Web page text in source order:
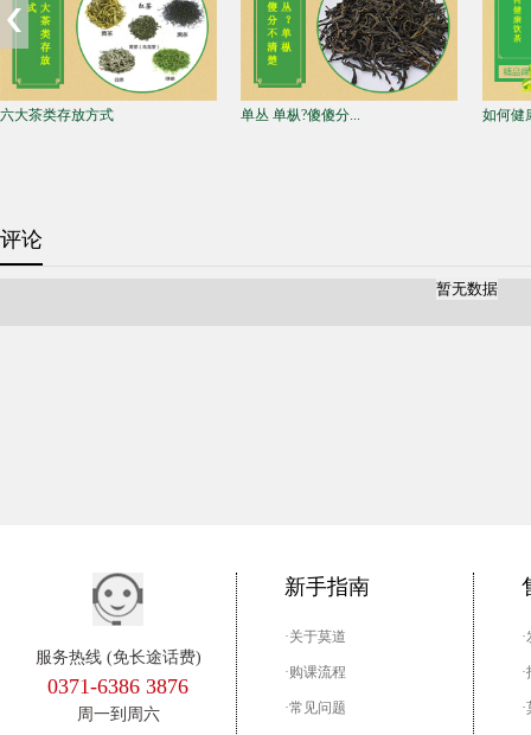
六大茶类存放方式 单丛 单枞?傻傻分... 如何健
评论
暂无数据
服务热线 (免长途话费)
0371-6386 3876
周一到周六
新手指南
·关于莫道
·购课流程
·常见问题